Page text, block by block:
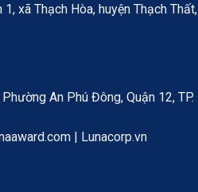
xã Thạch Hòa, huyện Thạch Thất,
An Phú Đông, Quận 12, TP.
| Lunacorp.vn